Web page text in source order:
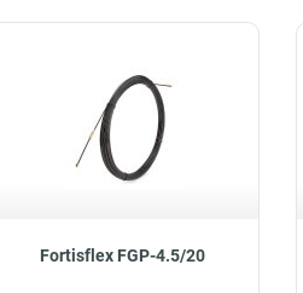
Fortisflex FGP-4.5/20